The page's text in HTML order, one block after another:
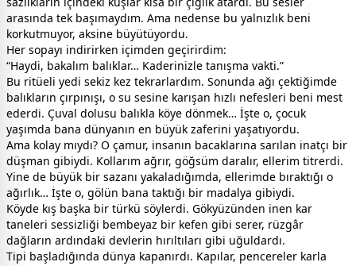
arasında tek başımaydım. Ama nedense bu yalnızlık beni
korkutmuyor, aksine büyütüyordu.
Her sopayı indirirken içimden geçirirdim:
“Haydi, bakalım balıklar… Kaderinizle tanışma vakti.”
Bu ritüeli yedi sekiz kez tekrarlardım. Sonunda ağı çektiğimde
balıkların çırpınışı, o su sesine karışan hızlı nefesleri beni mest
ederdi. Çuval dolusu balıkla köye dönmek… İşte o, çocuk
yaşımda bana dünyanın en büyük zaferini yaşatıyordu.
Ama kolay mıydı? O çamur, insanın bacaklarına sarılan inatçı bir
düşman gibiydi. Kollarım ağrır, göğsüm daralır, ellerim titrerdi.
Yine de büyük bir sazanı yakaladığımda, ellerimde bıraktığı o
ağırlık… İşte o, gölün bana taktığı bir madalya gibiydi.
Köyde kış başka bir türkü söylerdi. Gökyüzünden inen kar
taneleri sessizliği bembeyaz bir kefen gibi serer, rüzgâr
dağların ardındaki devlerin hırıltıları gibi uğuldardı.
Tipi başladığında dünya kapanırdı. Kapılar, pencereler karla